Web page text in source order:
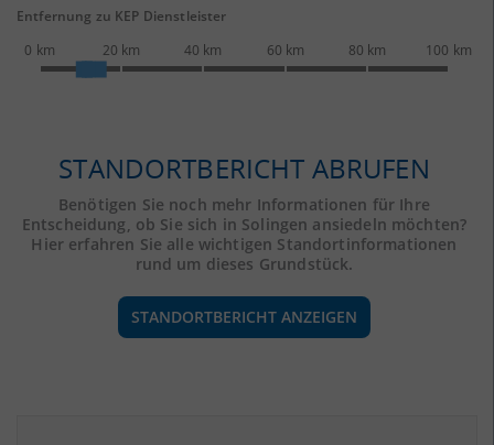
Entfernung zu KEP Dienstleister
0 km
20 km 40 km 60 km 80 km 100 km
STANDORTBERICHT ABRUFEN
Benötigen Sie noch mehr Informationen für Ihre
Entscheidung, ob Sie sich in Solingen ansiedeln möchten?
Hier erfahren Sie alle wichtigen Standortinformationen
rund um dieses Grundstück.
STANDORTBERICHT ANZEIGEN